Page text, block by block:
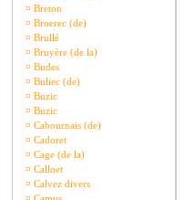
¤ Breton
¤ Broerec (de)
¤ Brullé
¤ Bruyère (de la)
¤ Budes
¤ Buliec (de)
¤ Buzic
¤ Buzic
¤ Cabournais (de)
¤ Cadoret
¤ Cage (de la)
¤ Calloet
¤ Calvez divers